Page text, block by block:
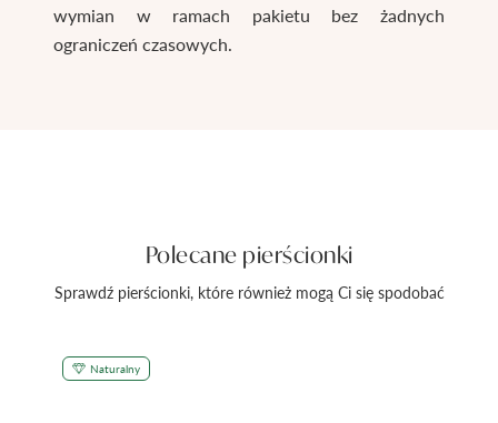
wymian w ramach pakietu bez żadnych
ograniczeń czasowych.
Polecane pierścionki
Sprawdź pierścionki, które również mogą Ci się spodobać
Naturalny